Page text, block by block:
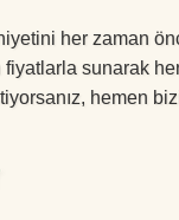
her zaman
sunarak
hemen